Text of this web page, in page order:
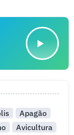
Apagão
Avicultura